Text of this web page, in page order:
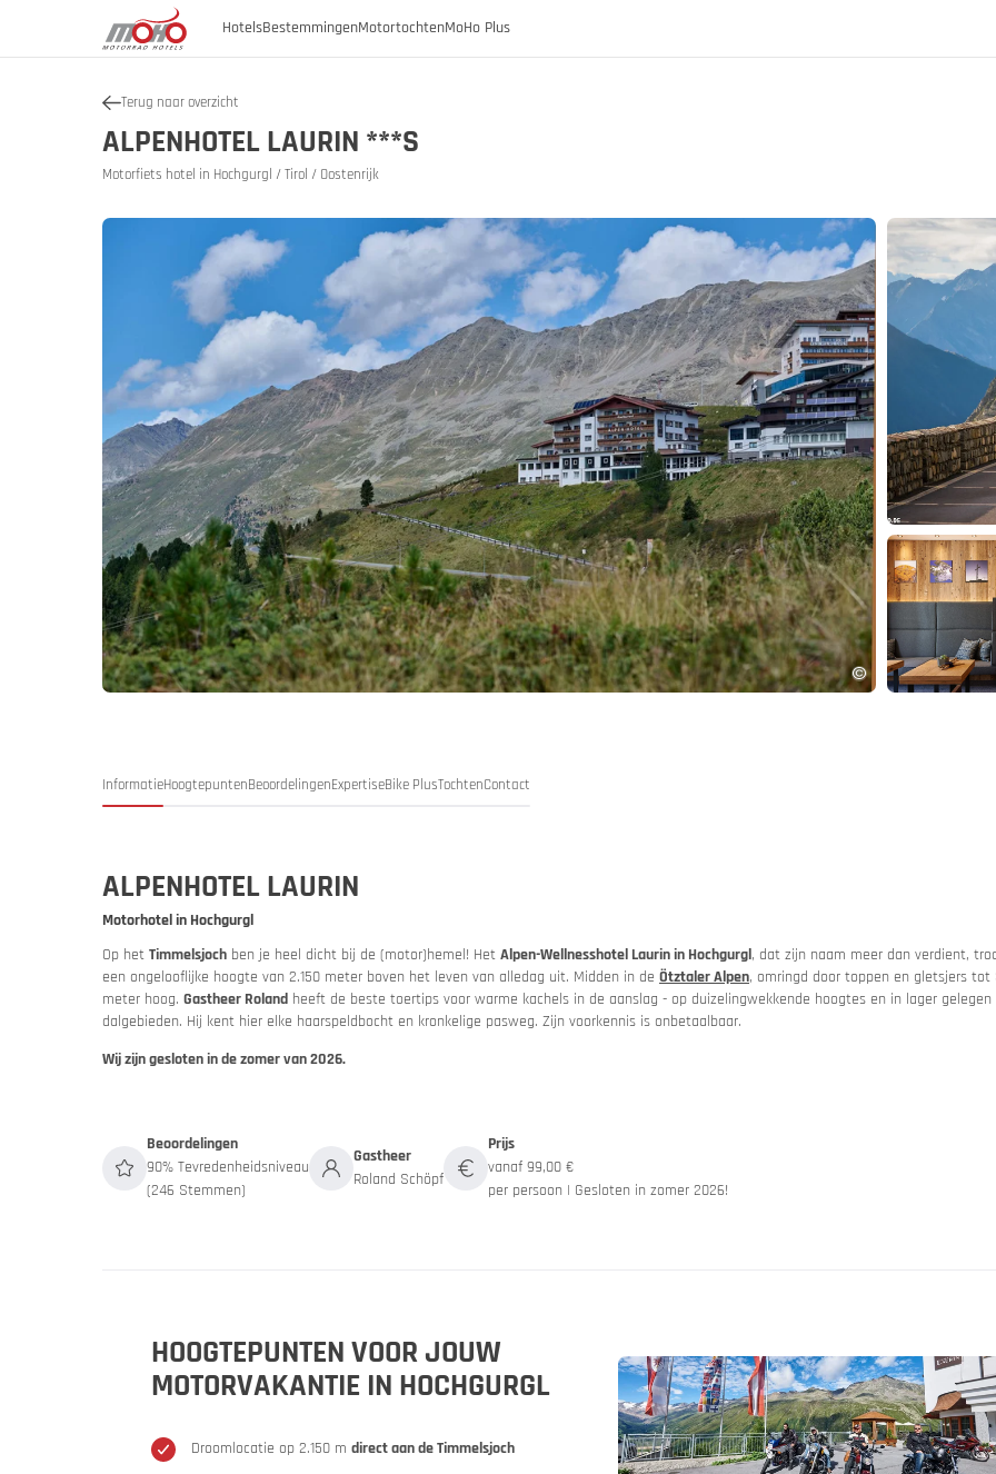
Hotels
Duitsland
Italië
Bestemmingen
Oostenrijk
Italië
Slovenië
Oostenrijk
Burgenland
Karinthië
Neder-Oostenrijk
Opper-Oostenrijk
SalzburgerLand
Stiermarken
Tirol
Vorarlberg
Motortochten
Duitsland
Italië
MoHo Plus
Geschiedenis van de MoHo's
My MoHo-App
Motor- en autotrein
Terug naar overzicht
ALPENHOTEL LAURIN ***S
Motorfiets hotel in Hochgurgl / Tirol / Oostenrijk
InformatieHoogtepuntenBeoordelingenExpertiseBike PlusTochtenContact
ALPENHOTEL LAURIN
Motorhotel in Hochgurgl
Op het Timmelsjoch ben je heel dicht bij de (motor)hemel! Het Alpen-Wellnesshotel Laurin in Hochgurgl, dat zijn naam meer dan verdient,
een ongelooflijke hoogte van 2.150 meter boven het leven van alledag uit. Midden in de Ötztaler Alpen, omringd door toppen en gletsjers tot
meter hoog. Gastheer Roland heeft de beste toertips voor warme kachels in de aanslag - op duizelingwekkende hoogtes en in lager gelegen
dalgebieden. Hij kent hier elke haarspeldbocht en kronkelige pasweg. Zijn voorkennis is onbetaalbaar.
Wij zijn gesloten in de zomer van 2026.
Beoordelingen
90% Tevredenheidsniveau
(246 Stemmen)
Gastheer
Roland Schöpf
Prijs
vanaf 99,00 €
per persoon | Gesloten in zomer 2026!
HOOGTEPUNTEN VOOR JOUW
MOTORVAKANTIE IN HOCHGURGL
Droomlocatie op 2.150 m direct aan de Timmelsjoch